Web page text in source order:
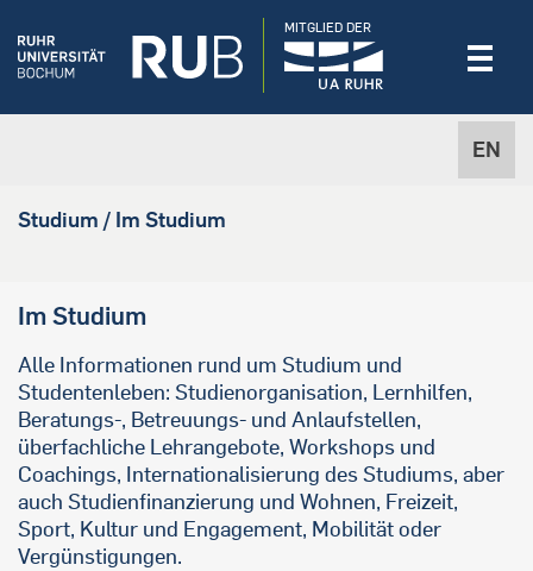
EN
MITGLIED DER
Studium / Im Studium
Im Studium
Alle Informationen rund um Studium und
Studentenleben: Studienorganisation, Lernhilfen,
Beratungs-, Betreuungs- und Anlaufstellen,
überfachliche Lehrangebote, Workshops und
Coachings, Internationalisierung des Studiums, aber
auch Studienfinanzierung und Wohnen, Freizeit,
Sport, Kultur und Engagement, Mobilität oder
Vergünstigungen.